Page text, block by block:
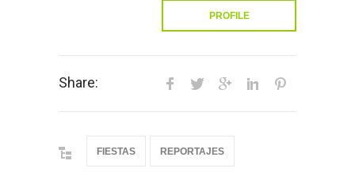
PROFILE
Share:
FIESTAS REPORTAJES